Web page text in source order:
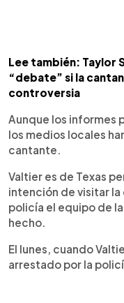
Lee también: Taylor
“debate” si la
controversia
Aunque los informes
los medios locales
cantante.
Valtier es de Texas
intención de visitar la
policía el equipo de
hecho.
El lunes, cuando
arrestado por la